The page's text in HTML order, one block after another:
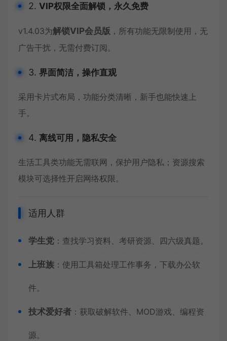
2. VIP权限全面解锁，永久免费
v1.4.03为解锁VIP会员版 ，所有功能无限制使用，无
广告干扰，无需付费订阅。
3. 界面简洁，操作直观
采用卡片式布局，功能分类清晰，新手也能快速上
手。
4. 离线可用，隐私安全
生活工具类功能无需联网，保护用户隐私；资源搜索
模块可选择性开启网络权限。
适用人群
学生党 ：查找学习资料、考研资源、四六级真题。
上班族 ：使用工具箱处理工作事务，下载办公软
件。
技术爱好者 ：获取破解软件、MOD游戏、编程资
源。